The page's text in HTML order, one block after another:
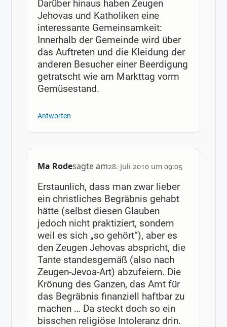
Darüber hinaus haben Zeugen
Jehovas und Katholiken eine
interessante Gemeinsamkeit:
Innerhalb der Gemeinde wird über
das Auftreten und die Kleidung der
anderen Besucher einer Beerdigung
getratscht wie am Markttag vorm
Gemüsestand.
Antworten
Ma Rodesagte am28. Juli 2010 um 09:05
Erstaunlich, dass man zwar lieber
ein christliches Begräbnis gehabt
hätte (selbst diesen Glauben
jedoch nicht praktiziert, sondern
weil es sich „so gehört“), aber es
den Zeugen Jehovas abspricht, die
Tante standesgemäß (also nach
Zeugen-Jevoa-Art) abzufeiern. Die
Krönung des Ganzen, das Amt für
das Begräbnis finanziell haftbar zu
machen … Da steckt doch so ein
bisschen religiöse Intoleranz drin.